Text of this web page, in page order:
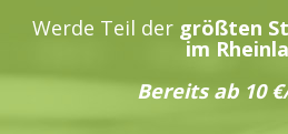
Werde Teil der größten
im
Bereits ab 10